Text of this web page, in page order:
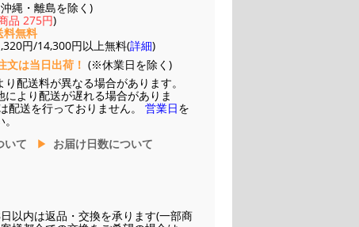
縄・離島を除く)
品 275円)
料無料
円/14,300円以上無料(詳細)
文は当日出荷！ (※休業日を除く)
配送料が異なる場合があります。
により配送が遅れる場合がありま
配送を行っておりません。 営業日を
いて
お届け日数について
以内は返品・交換を承ります(一部商